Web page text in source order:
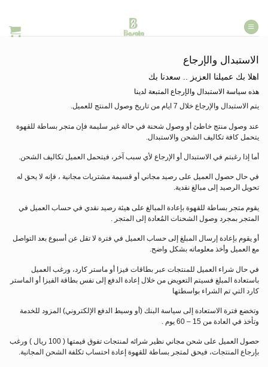
الاستبدال والإرجاع
اهلا بك عميلنا العزيز .. سعدنا بك
هذه سياسة الاستبدال والإرجاع المتبعة لدينا
يتم الاستبدال والإرجاع خلال 7 ايام من تاريخ وصول المنتج للعميل.
عند وصول منتج خاطئ أو وصول شحنة في حالة غير سليمة فإن متجر بساطة للقهوة
يتحمل كافة تكاليف الشحن والاستبدال.
أما إذا رغبتم في الاستبدال أو الإرجاع لأي سبب آخر، فيتحمل العميل تكاليف الشحن.
في حال حصول العميل على رصيد مجاني أو قسيمة مشتريات مجانية ، فإنه لا يحق له
تحويل الرصيد إلى مبالغ نقدية.
يقوم متجر بساطة للقهوة بإعادة المبالغ على هيئة رصيد نقدي في حساب العميل في
المتجر بمجرد وصول الشحنات المُعادة إلى المتجر .
أو يقوم بإعادة إرسال المبلغ إلى حساب العميل في فترة لا تقل عن أسبوع بعد التواصل
مع العميل وأخذ معلوماته بشكل واضح.
في حال شراء العميل للمنتجات عبر بطاقات فيزا أو ماستر كارد، ورغب العميل
باستعادة المبلغ فسيتم التعويض من خلال إعادة الدفع إلى نفس بطاقة الفيزا أو الماستر
كارد التي تم الشراء بواسطتها
وتخضع فترة الاستعادة إلى سياسة البنك (أو وسيط الدفع الإلكتروني) المزود للخدمة
وتأخذ في العادة من 15 – 60 يوم .
حصول العميل على شحن مجاني نظير شرائه لمنتجات تفوق قيمتها ( 100 ريال ) ورغب
بإرجاع المنتجات، فيحق لمتجر بساطة للقهوة إعادة احتساب تكلفة الشحن المجانية.